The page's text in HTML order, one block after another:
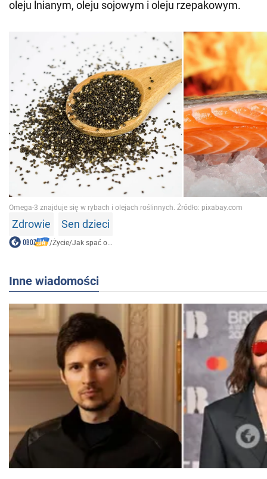
oleju lnianym, oleju sojowym i oleju rzepakowym.
Zdrowie Sen dzieci
/Życie/Jak spać o...
Inne wiadomości